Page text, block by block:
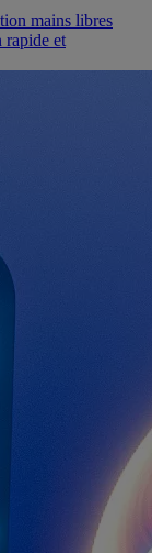
mains libres
rapide et